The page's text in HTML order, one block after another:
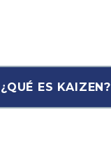
¿QUÉ ES KAIZEN?